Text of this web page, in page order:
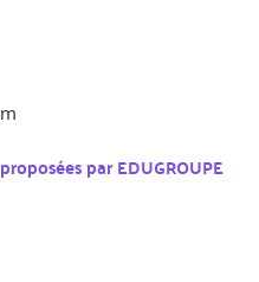
parEDUGROUPE